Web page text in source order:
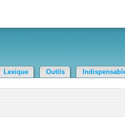
Lexique Outils